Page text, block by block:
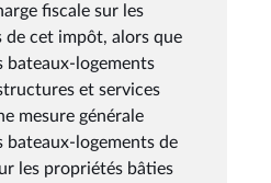
fiscale sur les
de cet impôt, alors que
bateaux-logements
et services
mesure générale
bateaux-logements de
les propriétés bâties